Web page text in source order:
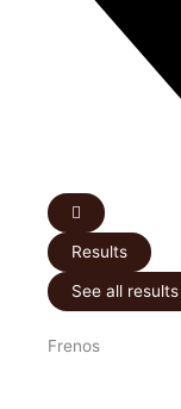
Results
See all results
Frenos